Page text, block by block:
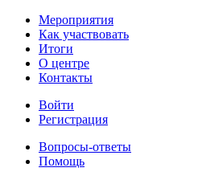
Мероприятия
Как участвовать
Итоги
О центре
Контакты
Войти
Регистрация
Вопросы-ответы
Помощь